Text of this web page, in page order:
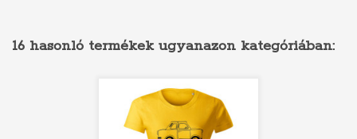
16 hasonló termékek ugyanazon kategóriában: